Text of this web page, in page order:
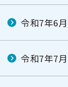
令和7年6
令和7年7